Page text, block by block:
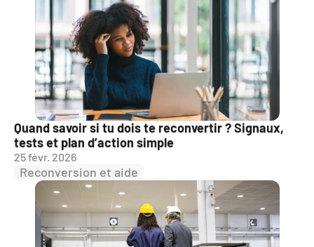
Quand savoir si tu dois te reconvertir ? Signaux,
tests et plan d’action simple
25 févr. 2026
Reconversion et aide